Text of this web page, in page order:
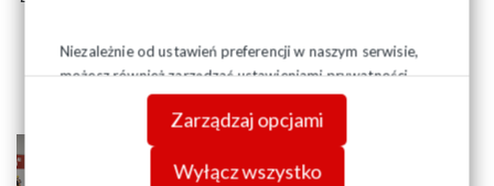
Niezależnie od ustawień preferencji w naszym serwisie,
możesz również zarządzać ustawieniami prywatności
swojej przeglądarki. Więcej informacji o przetwarzaniu
danych znajdziesz wPolityce prywatności.
Zarządzaj opcjami
Wyłącz wszystko